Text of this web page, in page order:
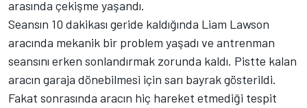
arasında çekişme yaşandı.
Seansın 10 dakikası geride kaldığında Liam Lawson
aracında mekanik bir problem yaşadı ve antrenman
seansını erken sonlandırmak zorunda kaldı. Pistte kalan
aracın garaja dönebilmesi için sarı bayrak gösterildi.
Fakat sonrasında aracın hiç hareket etmediği tespit